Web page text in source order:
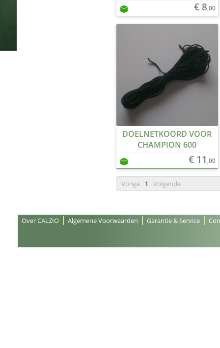
€ 8,00
DOELNETKOORD VOOR
CHAMPION 600
€ 11 ,00
Vorige 1 Volgende
Over CALZIO Algemene Voorwaarden Garantie & Service